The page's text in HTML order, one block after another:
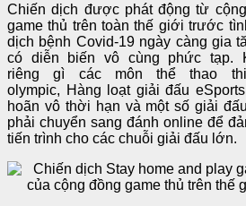
Chiến dịch được phát động từ
game thủ trên toàn thế giới trước
dịch bệnh Covid-19 ngày càng gia
có diễn biến vô cùng phức tạp.
riêng gì các môn thể thao
olympic, Hàng loạt giải đấu
hoãn vô thời hạn và một số giải
phải chuyển sang đánh online để
tiến trình cho các chuỗi giải đấu lớn.